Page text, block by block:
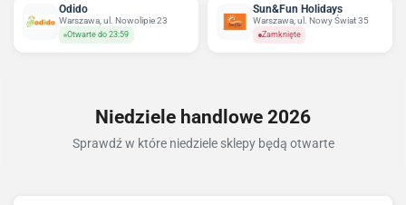
Odido
Warszawa, ul. Nowolipie 23
Otwarte do 23:59
Sun&Fun Holidays
Warszawa, ul. Nowy Świat 35
Zamknięte
Niedziele handlowe 2026
Sprawdź w które niedziele sklepy będą otwarte